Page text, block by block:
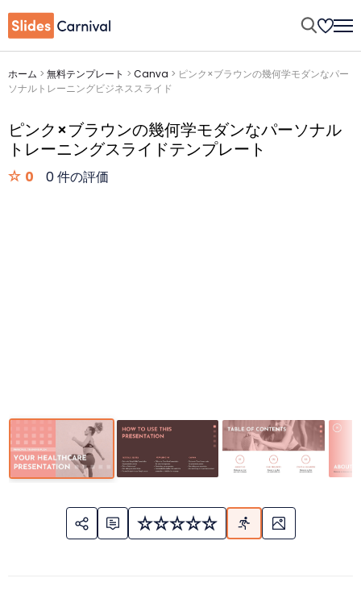
ホーム > 無料テンプレート > Canva > ピンク×ブラウンの幾何学モダンなパー
ソナルトレーニングビジネススライド
ピンク×ブラウンの幾何学モダンなパーソナル
トレーニングスライドテンプレート
0 0 件の評価